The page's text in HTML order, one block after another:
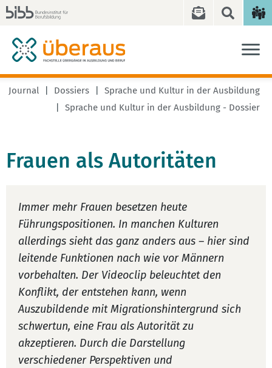
Journal Dossiers
Sprache und Kultur in der Ausbildung
Sprache und Kultur in der Ausbildung - Dossier
Frauen als Autoritäten
Immer mehr Frauen besetzen heute
Führungspositionen. In manchen Kulturen
allerdings sieht das ganz anders aus – hier sind
leitende Funktionen nach wie vor Männern
vorbehalten. Der Videoclip beleuchtet den
Konflikt, der entstehen kann, wenn
Auszubildende mit Migrationshintergrund sich
schwertun, eine Frau als Autorität zu
akzeptieren. Durch die Darstellung
verschiedener Perspektiven und